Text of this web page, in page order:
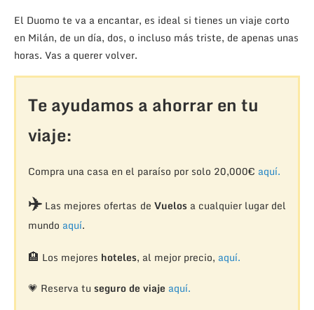
El Duomo te va a encantar, es ideal si tienes un viaje corto
en Milán, de un día, dos, o incluso más triste, de apenas unas
horas. Vas a querer volver.
Te ayudamos a ahorrar en tu
viaje:
Compra una casa en el paraíso por solo 20,000€ aquí.
✈️Las mejores ofertas de Vuelosa cualquier lugar del
mundo aquí.
🏨 Los mejores hoteles, al mejor precio, aquí.
💗 Reserva tu seguro de viaje aquí.